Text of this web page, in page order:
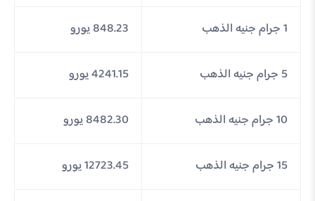
1 جرام جنيه الذهب 848.23 يورو
5 جرام جنيه الذهب 4241.15 يورو
10 جرام جنيه الذهب 8482.30 يورو
15 جرام جنيه الذهب 12723.45 يورو